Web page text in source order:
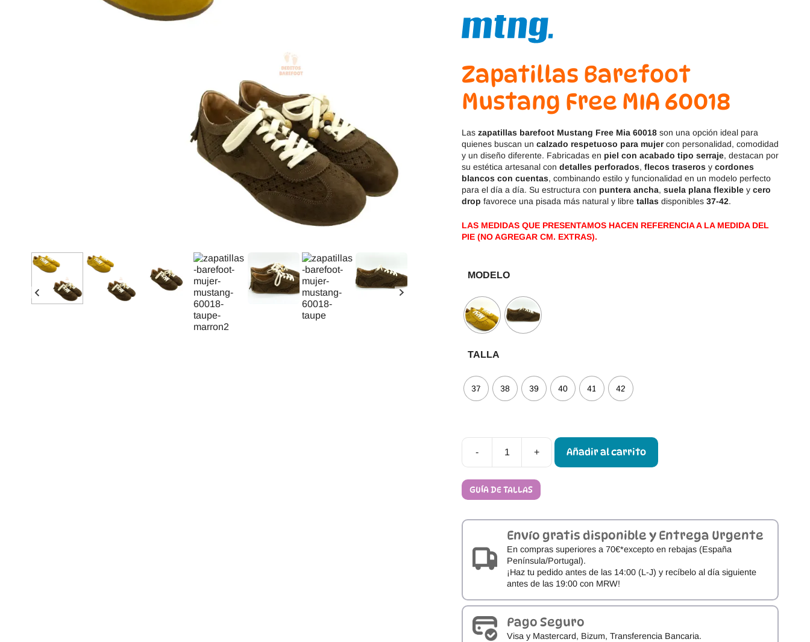
Saguaro
SlipStop
Victoria Ipanema
OldSoles
RIA
Stitch & Walk
Snugi
Titanitos
Zapy
Zapatillas Barefoot
Mustang Free MIA 60018
Las zapatillas barefoot Mustang Free Mia 60018 son una opción ideal para
quienes buscan un calzado respetuoso para mujercon personalidad, comodidad
y un diseño diferente. Fabricadas en piel con acabado tipo serraje, destacan por
su estética artesanal con detalles perforados, flecos traseros y cordones
blancos con cuentas, combinando estilo y funcionalidad en un modelo perfecto
para el día a día. Su estructura con puntera ancha, suela plana flexible y cero
drop favorece una pisada más natural y libre tallas disponibles 37-42.
LAS MEDIDAS QUE PRESENTAMOS HACEN REFERENCIA A LA MEDIDA DEL
PIE (NO AGREGAR CM. EXTRAS).
MODELO
TALLA
37 38 39 40 41 42
-
Zapatillas
Barefoot
Mustang
Free
MIA
cantidad
+ Añadir al carrito
GUÍA DE TALLAS
Envío gratis disponible y Entrega Urgente
En compras superiores a 70€*excepto en rebajas (España
Península/Portugal).
¡Haz tu pedido antes de las 14:00 (L-J) y recíbelo al día siguiente
antes de las 19:00 con MRW!
Pago Seguro
Visa y Mastercard, Bizum, Transferencia Bancaria.